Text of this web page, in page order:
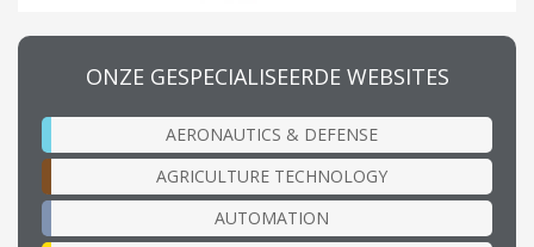
ONZE GESPECIALISEERDE WEBSITES
AERONAUTICS & DEFENSE
AGRICULTURE TECHNOLOGY
AUTOMATION